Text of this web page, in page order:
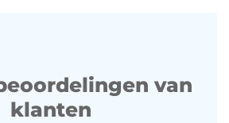
van
klanten